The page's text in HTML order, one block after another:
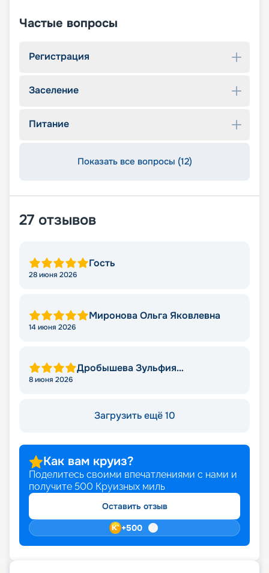
Частые вопросы
Регистрация
Заселение
Питание
Показать все вопросы (12)
27 отзывов
Гость
28 июня 2026
Миронова Ольга Яковлевна
14 июня 2026
Дробышева Зульфия
8 июня 2026
Загрузить ещё 10
Как вам круиз?
Поделитесь своими впечатлениями с нами и
получите 500 Круизных миль
Оставить отзыв
+500